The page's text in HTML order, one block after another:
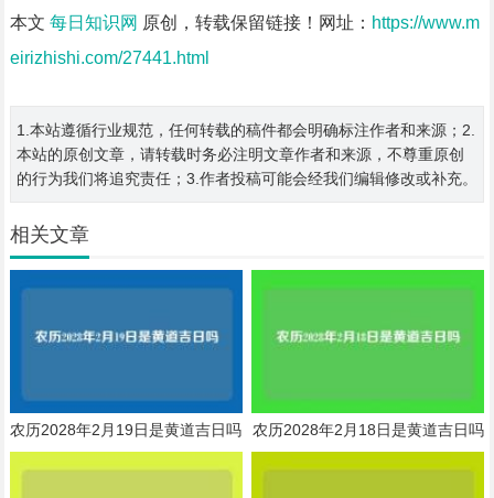
本文 每日知识网 原创，转载保留链接！网址： https://www.m
eirizhishi.com/27441.html
1.本站遵循行业规范，任何转载的稿件都会明确标注作者和来源；2.
本站的原创文章，请转载时务必注明文章作者和来源，不尊重原创
的行为我们将追究责任；3.作者投稿可能会经我们编辑修改或补充。
相关文章
农历2028年2月19日是黄道吉日吗 农历2028年2月18日是黄道吉日吗